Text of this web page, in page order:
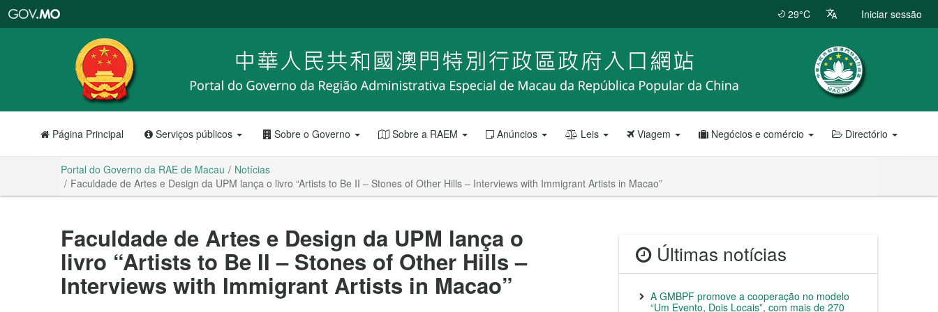
RAE
de
Macau
29°C Iniciar sessão
Página Principal Serviços públicos Sobre o Governo Sobre a RAEM Anúncios Leis Viagem Negócios e comércio Directório
Portal do Governo da RAE de Macau
Notícias
Faculdade de Artes e Design da UPM lança o livro “Artists to Be II – Stones of Other Hills – Interviews with Immigrant Artists in Macao”
Faculdade de Artes e Design da UPM lança o
livro “Artists to Be II – Stones of Other Hills –
Interviews with Immigrant Artists in Macao”
Últimas notícias
A GMBPF promove a cooperação no modelo
“Um Evento, Dois Locais”, com mais de 270